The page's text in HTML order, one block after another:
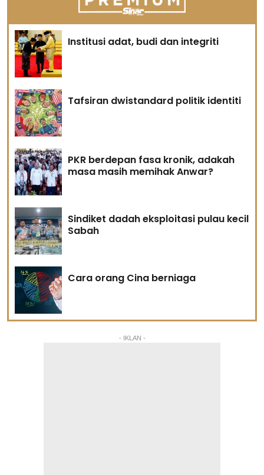
Institusi adat, budi dan integriti
Tafsiran dwistandard politik identiti
PKR berdepan fasa kronik, adakah
masa masih memihak Anwar?
Sindiket dadah eksploitasi pulau kecil
Sabah
Cara orang Cina berniaga
- IKLAN -